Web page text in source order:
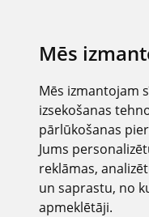
Mēs
Mēs izmantojam
izsekošanas
pārlūkošanas
Jums
reklāmas,
un saprastu, no
apmeklētāji.